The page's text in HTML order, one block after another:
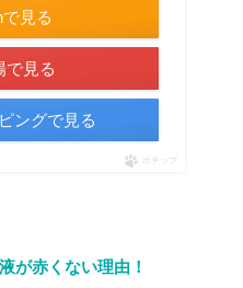
見る
で見る
ングで見る
ポチップ
が赤くない理由！